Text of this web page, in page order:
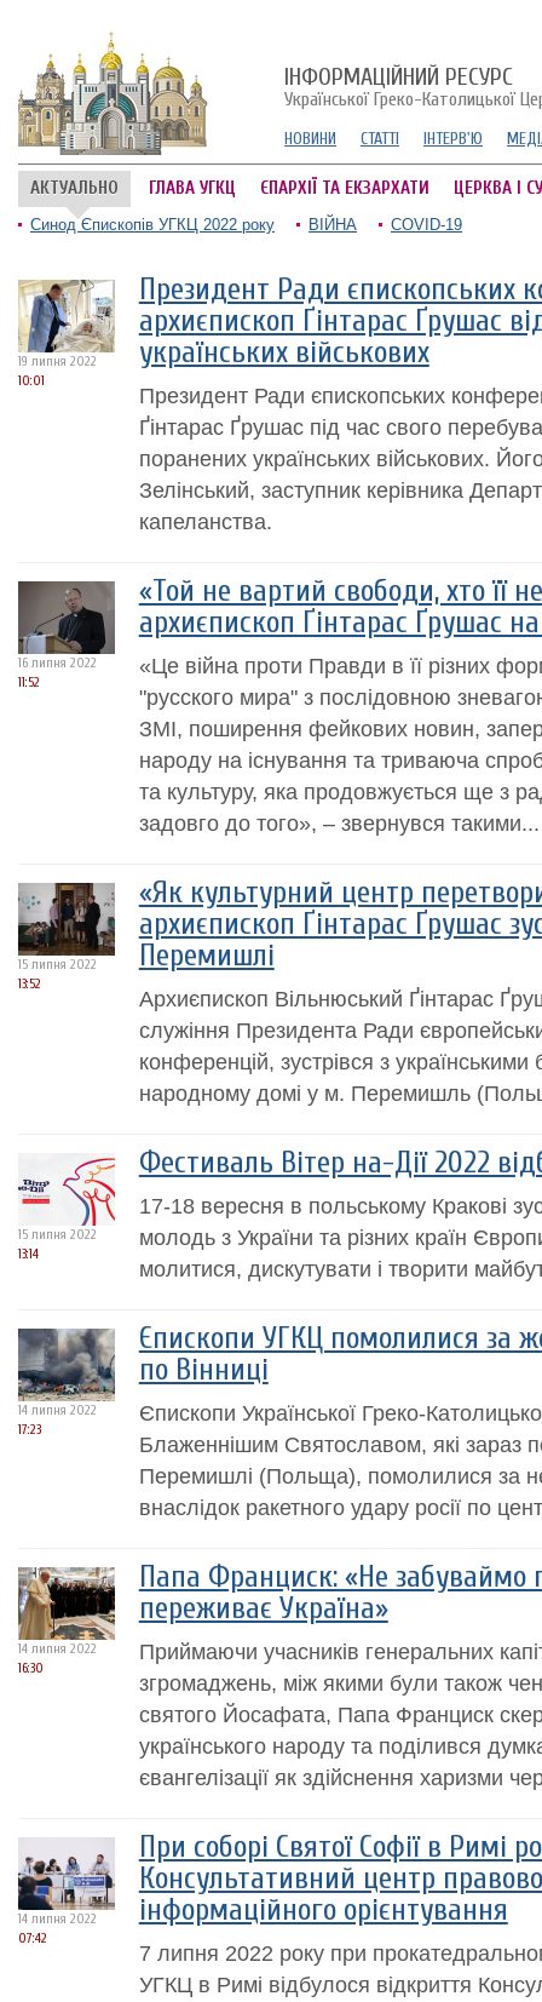
ІНФОРМАЦІЙНИЙ РЕСУРС
Української Греко-Католицької
НОВИНИ СТАТТІ ІНТЕРВ'Ю
АКТУАЛЬНО ГЛАВА УГКЦ ЄПАРХІЇ ТА ЕКЗАРХАТИ ЦЕРКВА І
Синод Єпископів УГКЦ 2022 року ВІЙНА COVID-19
19 липня 2022
10:01
Президент Ради єпископських
архиєпископ Ґінтарас Ґрушас
українських військових
Президент Ради єпископських
Ґінтарас Ґрушас під час свого
поранених українських військових.
Зелінський, заступник керівника
капеланства.
16 липня 2022
11:52
«Той не вартий свободи, хто її
архиєпископ Ґінтарас Ґрушас
«Це війна проти Правди в її різних
"русского мира" з послідовною
ЗМІ, поширення фейкових новин,
народу на існування та триваюча
та культуру, яка продовжується ще з
задовго до того», – звернувся такими...
15 липня 2022
13:52
«Як культурний центр
архиєпископ Ґінтарас Ґрушас
Перемишлі
Архиєпископ Вільнюський Ґінтарас
служіння Президента Ради
конференцій, зустрівся з
народному домі у м. Перемишль
15 липня 2022
13:14
Фестиваль Вітер на-Дії 2022
17-18 вересня в польському Кракові
молодь з України та різних країн
молитися, дискутувати і творити
14 липня 2022
17:23
Єпископи УГКЦ помолилися за
по Вінниці
Єпископи Української Греко-
Блаженнішим Святославом, які зараз
Перемишлі (Польща), помолилися за
внаслідок ракетного удару росії по
14 липня 2022
16:30
Папа Франциск: «Не забуваймо
переживає Україна»
Приймаючи учасників генеральних
згромаджень, між якими були також
святого Йосафата, Папа Франциск
українського народу та поділився
євангелізації як здійснення харизми
14 липня 2022
07:42
При соборі Святої Софії в Римі
Консультативний центр
інформаційного орієнтування
7 липня 2022 року при
УГКЦ в Римі відбулося відкриття